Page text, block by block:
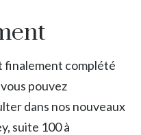
finalement complété
pouvez
dans nos nouveaux
suite 100 à